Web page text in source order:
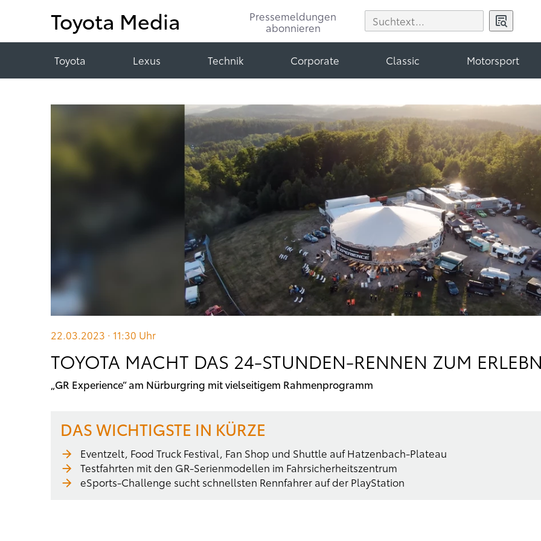
Toyota Media
Pressemeldungen
abonnieren
Toyota Lexus Technik Corporate Classic Motorsport
22.03.2023 · 11:30 Uhr
TOYOTA MACHT DAS 24-STUNDEN-RENNEN ZUM
„GR Experience“ am Nürburgring mit vielseitigem Rahmenprogramm
DAS WICHTIGSTE IN KÜRZE
Eventzelt, Food Truck Festival, Fan Shop und Shuttle auf Hatzenbach-Plateau
Testfahrten mit den GR-Serienmodellen im Fahrsicherheitszentrum
eSports-Challenge sucht schnellsten Rennfahrer auf der PlayStation